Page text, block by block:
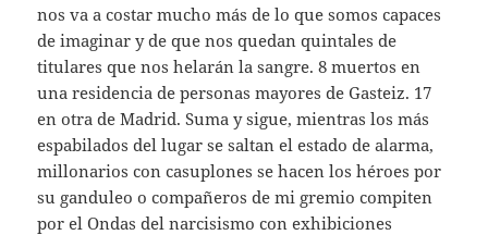
nos va a costar mucho más de lo que somos capaces
de imaginar y de que nos quedan quintales de
titulares que nos helarán la sangre. 8 muertos en
una residencia de personas mayores de Gasteiz. 17
en otra de Madrid. Suma y sigue, mientras los más
espabilados del lugar se saltan el estado de alarma,
millonarios con casuplones se hacen los héroes por
su ganduleo o compañeros de mi gremio compiten
por el Ondas del narcisismo con exhibiciones